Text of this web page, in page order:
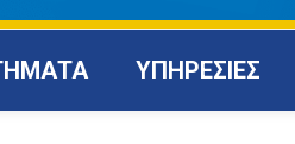
ΥΠΗΡΕΣΙΕΣ